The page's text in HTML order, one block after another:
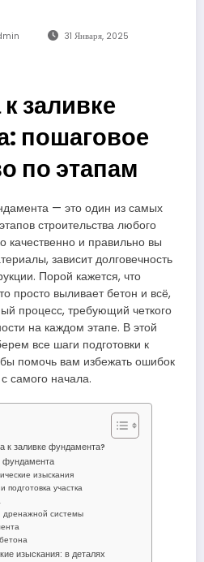
31 Января, 2025
заливке
пошаговое
по этапам
— это один из самых
строительства любого
качественно и правильно вы
зависит долговечность
Порой кажется, что
просто выливает бетон и всё,
процесс, требующий четкого
на каждом этапе. В этой
все шаги подготовки к
помочь вам избежать ошибок
самого начала.
к заливке фундамента?
фундамента
изыскания
подготовка участка
дренажной системы
изыскания: в деталях